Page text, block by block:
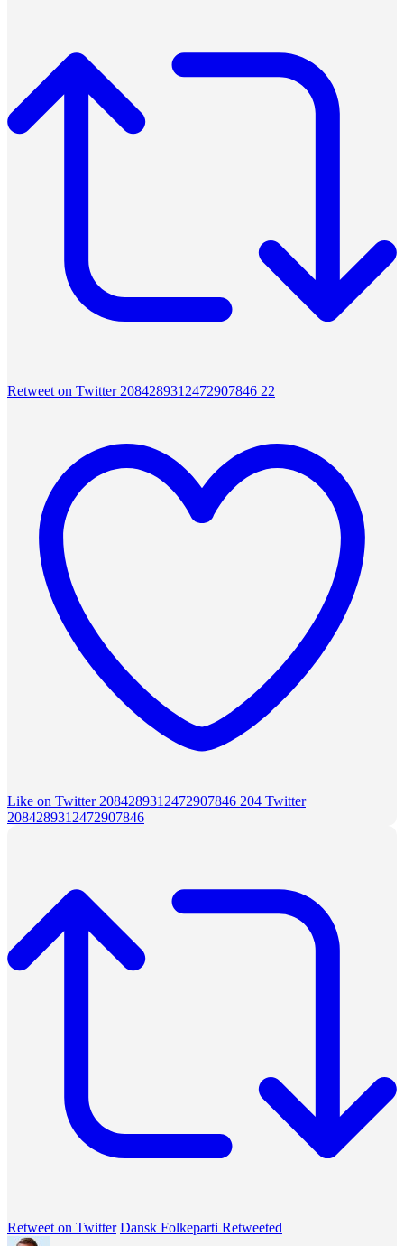
Retweet on Twitter 2084289312472907846 22
Like on Twitter 2084289312472907846 204 Twitter
2084289312472907846
Retweet on Twitter Dansk Folkeparti Retweeted